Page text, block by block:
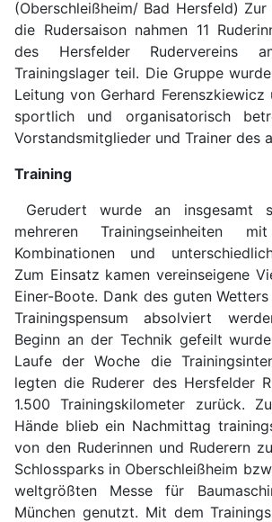
(Oberschleißheim/ Bad Hersfeld)
die Rudersaison nahmen 11
des Hersfelder Rudervereins
Trainingslager teil. Die Gruppe
Leitung von Gerhard Ferenszkiewicz
sportlich und organisatorisch
Vorstandsmitglieder und Trainer des
Training
Gerudert wurde an insgesamt
mehreren Trainingseinheiten
Kombinationen und
Zum Einsatz kamen vereinseigene
Einer-Boote. Dank des guten
Trainingspensum absolviert
Beginn an der Technik gefeilt
Laufe der Woche die
legten die Ruderer des Hersfelder
1.500 Trainingskilometer zurück.
Hände blieb ein Nachmittag
von den Ruderinnen und Ruderern
Schlossparks in Oberschleißheim
weltgrößten Messe für
München genutzt. Mit dem